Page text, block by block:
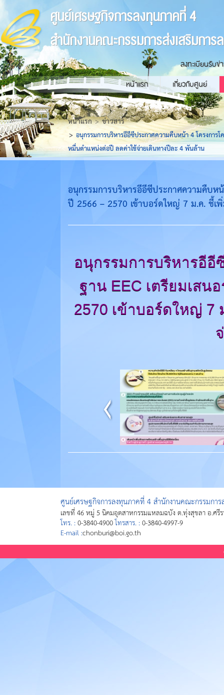
ศูนย์เศรษฐกิจการลงทุนภาคที่ 4
สำนักงานคณะกรรมการส่งเสริมการ
ลงทะเบียนรับข่
หน้าแรก
เกี่ยวกับศูนย์
หน้าแรก ข่าวสาร
อนุกรรมการบริหารอีอีซีประกาศความคืบหน้า 4 โครงกา
หมื่นตำแหน่งต่อปี ลดค่าใช้จ่ายเดินทางปีละ 4 พันล้าน
อนุกรรมการบริหารอีอีซีประกาศความคืบห
ปี 2566 – 2570 เข้าบอร์ดใหญ่ 7 ม.ค. ชี้เ
อนุกรรมการบริหารอีอี
ฐาน EEC เตรียมเสน
2570 เข้าบอร์ดใหญ่
ศูนย์เศรษฐกิจการลงทุนภาคที่ 4 สำนักงานคณะกรรมการ
เลขที่ 46 หมู่ 5 นิคมอุตสาหกรรมแหลมฉบัง ต.ทุ่งสุขลา อ.ศรี
โทร. :0-3840-4900โทรสาร. :0-3840-4997-9
E-mail :chonburi@boi.go.th